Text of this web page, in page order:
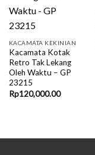
KACAMATA KEKINIAN
Kacamata Kotak
Retro Tak Lekang
Oleh Waktu – GP
23215
Rp120,000.00